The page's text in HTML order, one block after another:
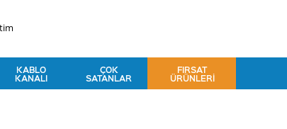
KABLO
KANALI
ÇOK
SATANLAR
FIRSAT
ÜRÜNLERI